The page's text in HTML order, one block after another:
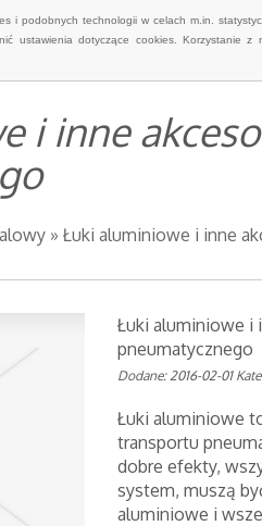
i podobnych technologii w celach m.in.
ustawienia dotyczące cookies. Korzystanie
i inne
» Łuki aluminiowe i inne
Łuki aluminiowe i
pneumatycznego
Dodane: 2016-02-01
Łuki aluminiowe
transportu
dobre efekty,
system, muszą
aluminiowe i